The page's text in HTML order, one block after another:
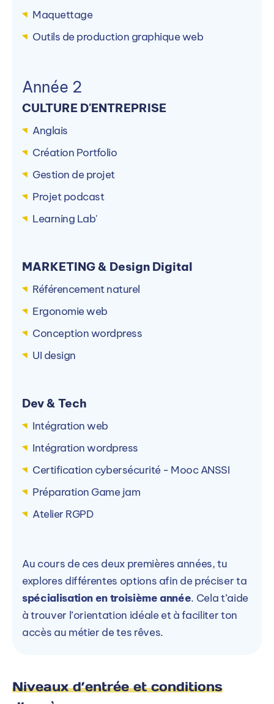
Maquettage
Outils de production graphique web
Année 2
CULTURE D'ENTREPRISE
Anglais
Création Portfolio
Gestion de projet
Projet podcast
Learning Lab'
MARKETING & Design Digital
Référencement naturel
Ergonomie web
Conception wordpress
UI design
Dev & Tech
Intégration web
Intégration wordpress
Certification cybersécurité - Mooc ANSSI
Préparation Game jam
Atelier RGPD
Au cours de ces deux premières années, tu
explores différentes options afin de préciser ta
spécialisation en troisième année. Cela t’aide
à trouver l’orientation idéale et à faciliter ton
accès au métier de tes rêves.
Niveaux d’entrée et conditions